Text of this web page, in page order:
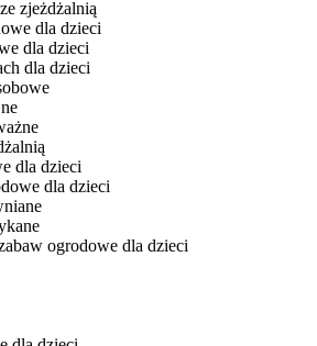
zjeżdżalnią
dla dzieci
dla dzieci
dla dzieci
dla dzieci
dla dzieci
ogrodowe dla dzieci